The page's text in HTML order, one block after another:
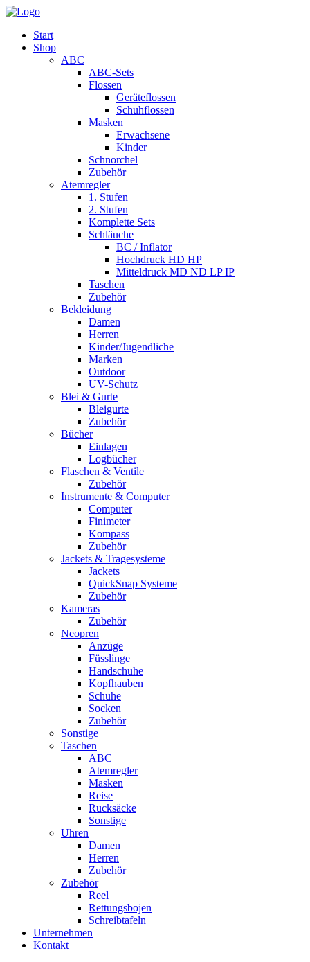
Start
Shop
ABC
ABC-Sets
Flossen
Geräteflossen
Schuhflossen
Masken
Erwachsene
Kinder
Schnorchel
Zubehör
Atemregler
1. Stufen
2. Stufen
Komplette Sets
Schläuche
BC / Inflator
Hochdruck HD HP
Mitteldruck MD ND LP IP
Taschen
Zubehör
Bekleidung
Damen
Herren
Kinder/Jugendliche
Marken
Outdoor
UV-Schutz
Blei & Gurte
Bleigurte
Zubehör
Bücher
Einlagen
Logbücher
Flaschen & Ventile
Zubehör
Instrumente & Computer
Computer
Finimeter
Kompass
Zubehör
Jackets & Tragesysteme
Jackets
QuickSnap Systeme
Zubehör
Kameras
Zubehör
Neopren
Anzüge
Füsslinge
Handschuhe
Kopfhauben
Schuhe
Socken
Zubehör
Sonstige
Taschen
ABC
Atemregler
Masken
Reise
Rucksäcke
Sonstige
Uhren
Damen
Herren
Zubehör
Zubehör
Reel
Rettungsbojen
Schreibtafeln
Unternehmen
Kontakt